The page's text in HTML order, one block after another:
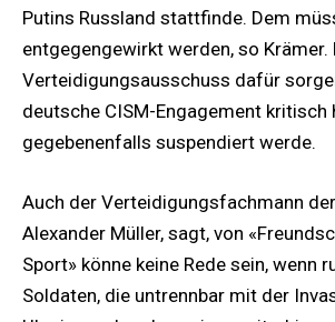
Putins Russland stattfinde. Dem
entgegengewirkt werden, so Krämer.
Verteidigungsausschuss dafür
deutsche CISM-Engagement
gegebenenfalls suspendiert werde.
Auch der Verteidigungsfachmann
Alexander Müller, sagt, von
Sport» könne keine Rede sein, wenn
Soldaten, die untrennbar mit der